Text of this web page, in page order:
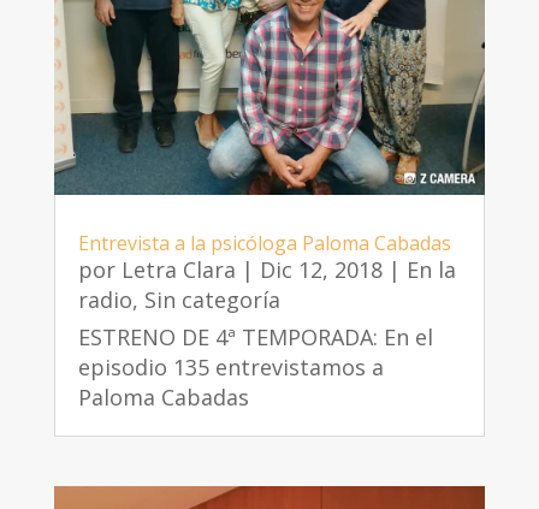
Entrevista a la psicóloga Paloma Cabadas
por Letra Clara | Dic 12, 2018| En la
radio, Sin categoría
ESTRENO DE 4ª TEMPORADA: En el
episodio 135 entrevistamos a
Paloma Cabadas